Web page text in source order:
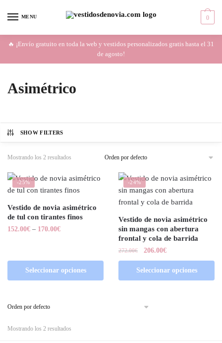
MENU 0
🔥 ¡Envío gratuito en toda la web y vestidos personalizados gratis hasta el 31
de agosto!
Asimétrico
SHOW FILTERS
Mostrando los 2 resultados
-25%
Vestido de novia asimétrico
de tul con tirantes finos
152.00€ – 170.00€
Seleccionar opciones
-24%
Vestido de novia asimétrico
sin mangas con abertura
frontal y cola de barrida
272.00€ 206.00€
Seleccionar opciones
Mostrando los 2 resultados